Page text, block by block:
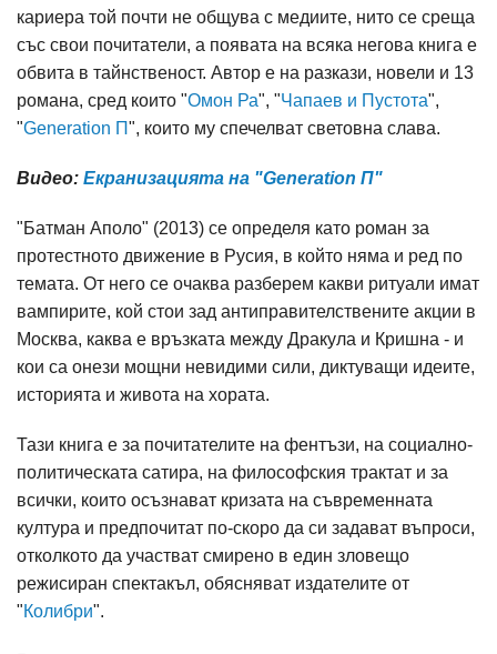
кариера той почти не общува с медиите, нито се среща
със свои почитатели, а появата на всяка негова книга е
обвита в тайнственост. Автор е на разкази, новели и 13
романа, сред които "Омон Ра", "Чапаев и Пустота",
"Generation П", които му спечелват световна слава.
Видео: Екранизацията на "Generation П"
"Батман Аполо" (2013) се определя като роман за
протестното движение в Русия, в който няма и ред по
темата. От него се очаква разберем какви ритуали имат
вампирите, кой стои зад антиправителствените акции в
Москва, каква е връзката между Дракула и Кришна - и
кои са онези мощни невидими сили, диктуващи идеите,
историята и живота на хората.
Тази книга е за почитателите на фентъзи, на социално-
политическата сатира, на философския трактат и за
всички, които осъзнават кризата на съвременната
култура и предпочитат по-скоро да си задават въпроси,
отколкото да участват смирено в един зловещо
режисиран спектакъл, обясняват издателите от
"Колибри".